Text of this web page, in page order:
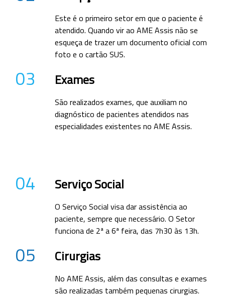
Este é o primeiro setor em que o paciente é
atendido. Quando vir ao AME Assis não se
esqueça de trazer um documento oficial com
foto e o cartão SUS.
03 Exames
São realizados exames, que auxiliam no
diagnóstico de pacientes atendidos nas
especialidades existentes no AME Assis.
04 Serviço Social
O Serviço Social visa dar assistência ao
paciente, sempre que necessário. O Setor
funciona de 2ª a 6ª feira, das 7h30 às 13h.
05 Cirurgias
No AME Assis, além das consultas e exames
são realizadas também pequenas cirurgias.